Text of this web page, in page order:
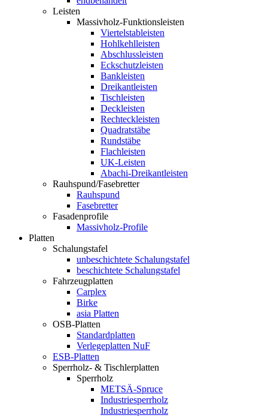
Leisten
Massivholz-Funktionsleisten
Viertelstableisten
Hohlkehlleisten
Abschlussleisten
Eckschutzleisten
Bankleisten
Dreikantleisten
Tischleisten
Deckleisten
Rechteckleisten
Quadratstäbe
Rundstäbe
Flachleisten
UK-Leisten
Abachi-Dreikantleisten
Rauhspund/Fasebretter
Rauhspund
Fasebretter
Fasadenprofile
Massivholz-Profile
Platten
Schalungstafel
unbeschichtete Schalungstafel
beschichtete Schalungstafel
Fahrzeugplatten
Carplex
Birke
asia Platten
OSB-Platten
Standardplatten
Verlegeplatten NuF
ESB-Platten
Sperrholz- & Tischlerplatten
Sperrholz
METSÄ-Spruce
Industriesperrholz
Industriesperrholz